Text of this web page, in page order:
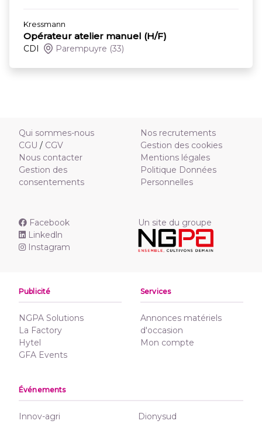
Kressmann
Opérateur atelier manuel (H/F)
CDI Parempuyre (33)
Qui sommes-nous
CGU / CGV
Nous contacter
Gestion des
consentements
Nos recrutements
Gestion des cookies
Mentions légales
Politique Données
Personnelles
Facebook
Linkedln
Instagram
Un site du groupe
Publicité
NGPA Solutions
La Factory
Hytel
GFA Events
Services
Annonces matériels
d'occasion
Mon compte
Événements
Innov-agri Dionysud